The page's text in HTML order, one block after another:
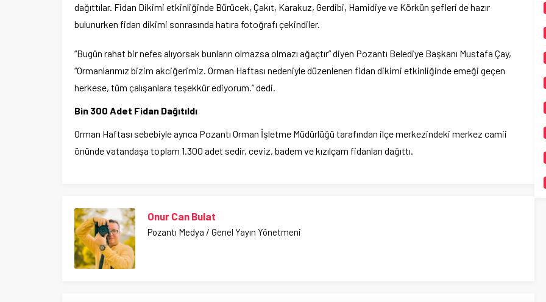
dağıttılar. Fidan Dikimi etkinliğinde Bürücek, Çakıt, Karakuz, Gerdibi, Hamidiye ve Körkün şefleri de hazır
bulunurken fidan dikimi sonrasında hatıra fotoğrafı çekindiler.
“Bugün rahat bir nefes alıyorsak bunların olmazsa olmazı ağaçtır” diyen Pozantı Belediye Başkanı Mustafa Çay,
“Ormanlarımız bizim akciğerimiz. Orman Haftası nedeniyle düzenlenen fidan dikimi etkinliğinde emeği geçen
herkese, tüm çalışanlara teşekkür ediyorum.” dedi.
Bin 300 Adet Fidan Dağıtıldı
Orman Haftası sebebiyle ayrıca Pozantı Orman İşletme Müdürlüğü tarafından ilçe merkezindeki merkez camii
önünde vatandaşa toplam 1.300 adet sedir, ceviz, badem ve kızılçam fidanları dağıttı.
Onur Can Bulat
Pozantı Medya / Genel Yayın Yönetmeni